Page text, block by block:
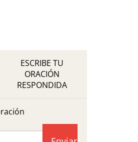
ESCRIBE TU
ORACIÓN
RESPONDIDA